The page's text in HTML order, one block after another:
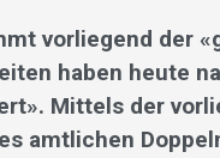
vorliegend der
haben heute
Mittels der
amtlichen